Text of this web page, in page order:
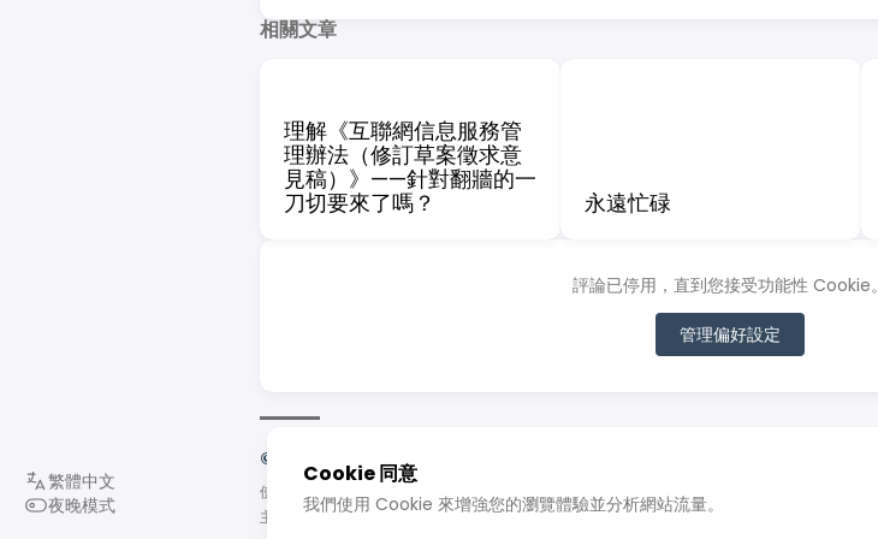
夜晚模式
相關文章
理解《互聯網信息服務管
理辦法（修訂草案徵求意
見稿）》——針對翻牆的一
刀切要來了嗎？
永遠忙碌
評論已停用，直到您接受功能性 Cookie。
管理偏好設定
© 2022 - 2026 亂筆
使用 Hugo
主題
Stack由Jimmy設計
Cookie 同意
我們使用 Cookie 來增強您的瀏覽體驗並分析網站流量。